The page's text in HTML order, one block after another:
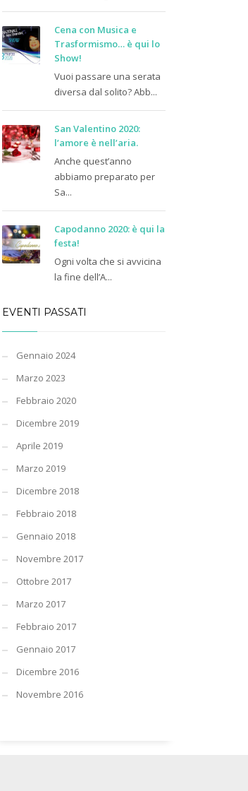
Cena con Musica e
Trasformismo… è qui lo
Show!
Vuoi passare una serata
diversa dal solito? Abb...
San Valentino 2020:
l’amore è nell’aria.
Anche quest’anno
abbiamo preparato per
Sa...
Capodanno 2020: è qui la
festa!
Ogni volta che si avvicina
la fine dell’A...
EVENTI PASSATI
Gennaio 2024
Marzo 2023
Febbraio 2020
Dicembre 2019
Aprile 2019
Marzo 2019
Dicembre 2018
Febbraio 2018
Gennaio 2018
Novembre 2017
Ottobre 2017
Marzo 2017
Febbraio 2017
Gennaio 2017
Dicembre 2016
Novembre 2016